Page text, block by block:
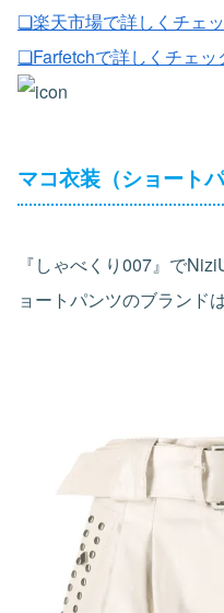
❏楽天市場で詳しくチェ
❏Farfetchで詳しくチェッ
マコ衣装（ショートパ
『しゃべくり007』で
ョートパンツのブランド